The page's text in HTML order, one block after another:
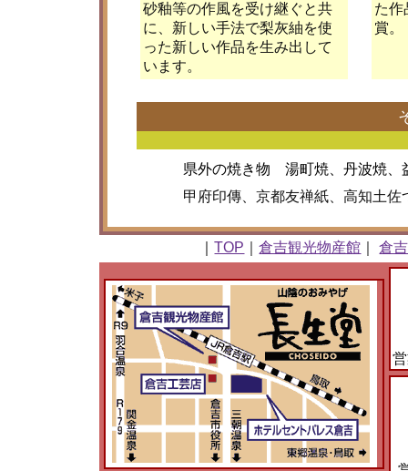
砂釉等の作風を受け継ぐと共
に、新しい手法で梨灰紬を使
った新しい作品を生み出して
います。
た作
賞。
県外の焼き物 湯町焼、丹波焼、
甲府印傳、京都友禅紙、高知土佐
｜TOP ｜倉吉観光物産館 ｜倉